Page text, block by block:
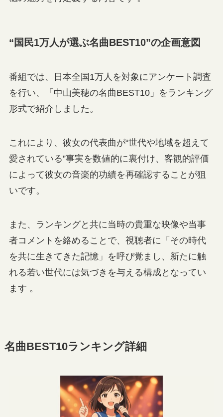
“国民1万人が選ぶ名曲BEST10”の企画意図
番組では、日本全国1万人を対象にアンケート調査
を行い、「中山美穂の名曲BEST10」をランキング
形式で紹介しました。
これにより、彼女の代表曲が“世代や地域を超えて
愛されている”事実を数値的に裏付け、客観的評価
によって彼女の音楽的功績を再確認することが狙
いです。
また、ランキングと共に当時の貴重な映像や当事
者コメントを絡めることで、視聴者に「その時代
を共に生きてきた記憶」を呼び覚まし、新たに触
れる若い世代には気づきを与える構成となってい
ます 。
名曲BEST10ランキング詳細